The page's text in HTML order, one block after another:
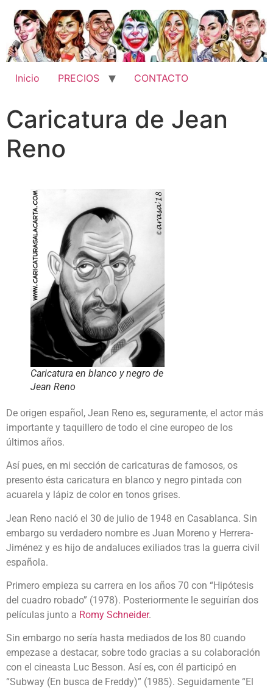
Inicio PRECIOS CONTACTO
Caricatura de Jean
Reno
Caricatura en blanco y negro de
Jean Reno
De origen español, Jean Reno es, seguramente, el actor más
importante y taquillero de todo el cine europeo de los
últimos años.
Así pues, en mi sección de caricaturas de famosos, os
presento ésta caricatura en blanco y negro pintada con
acuarela y lápiz de color en tonos grises.
Jean Reno nació el 30 de julio de 1948 en Casablanca. Sin
embargo su verdadero nombre es Juan Moreno y Herrera-
Jiménez y es hijo de andaluces exiliados tras la guerra civil
española.
Primero empieza su carrera en los años 70 con “Hipótesis
del cuadro robado” (1978). Posteriormente le seguirían dos
películas junto a Romy Schneider.
Sin embargo no sería hasta mediados de los 80 cuando
empezase a destacar, sobre todo gracias a su colaboración
con el cineasta Luc Besson. Así es, con él participó en
“Subway (En busca de Freddy)” (1985). Seguidamente “El